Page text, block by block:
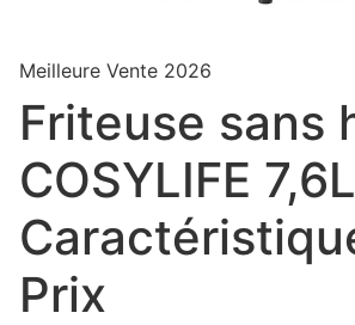
Meilleure Vente 2026
Friteuse sans
COSYLIFE
Prix